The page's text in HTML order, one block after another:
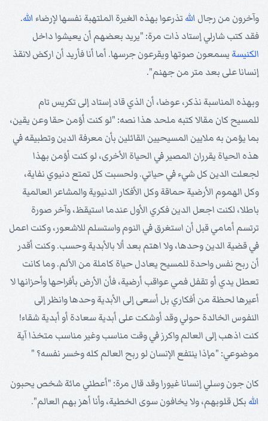
وآخرون من رجال الله تذرعوا بهذه الغيرة الملتهبة نفسها لإرضاء الله.
فقد كتب شارلي إستاد ذات مرة: "يريد بعضهم أن يعيشوا داخل
الكنيسة يسمعون صوتها ويقرعون جرسها. أما أنا فأريد أن اركض لانقذ
إنسانا على بعد متر من جهنم".
وبهذه المناسبة نذكر، عوضا، أن الذي قاد إستاد إلى تكريس تام
للمسيح كان مقالا كتبه ملحد هذا نصه: "لو كنت أؤمن حقا وعن يقين،
بما يؤمن به ملايين المسيحيين القائلين بأن معرفة الدين وتطبيقه في
هذه الحياة يقرران المصير في الحياة الأخرى، لو كنت أؤمن بهذا
لجعلت الدين كل شيء في حياتي. ولحسبت كل تمتع دنيوي نفاية،
وكل الهموم الأرضية حماقة وكل الأفكار الدنيوية والمشاعر العالمية
باطلا، لكنت اجعل الدين فكري الأول عندما استيقظ، وآخر صورة
ترتسم أمامي قبل أن استغرق في النوم واستسلم للاشعور، وكنت اعمل
في قضية الدين وحدها، ولا اهتم بعد ألا بالأبدية وحسب. وكنت أقدر
أن ربح نفس واحدة للمسيح يعادل حياة كاملة من الألم. وما كانت
تعطل يدي أو تقفل فمي عواقب أرضية، فأن الأرض بأفراحها وأحزانها لا
أعيرها لحظة من أفكاري بل أسعى إلى الأبدية وحدها وانظر إلى
النفوس الخالدة حولي وقد أوشكت على أبدية سعادة أو أبدية شقاء!
كنت اذهب إلى العالم واكرز في وقت مناسب وغير مناسب متخذا آية
موضوعي: "مإذا ينتفع الإنسان لو ربح العالم كله وخسر نفسه؟ "
كان جون وسلي إنسانا غيورا وقد قال مرة: "أعطني مائة شخص يحبون
الله بكل قلوبهم، ولا يخافون سوى الخطية، وأنا أهز بهم العالم".